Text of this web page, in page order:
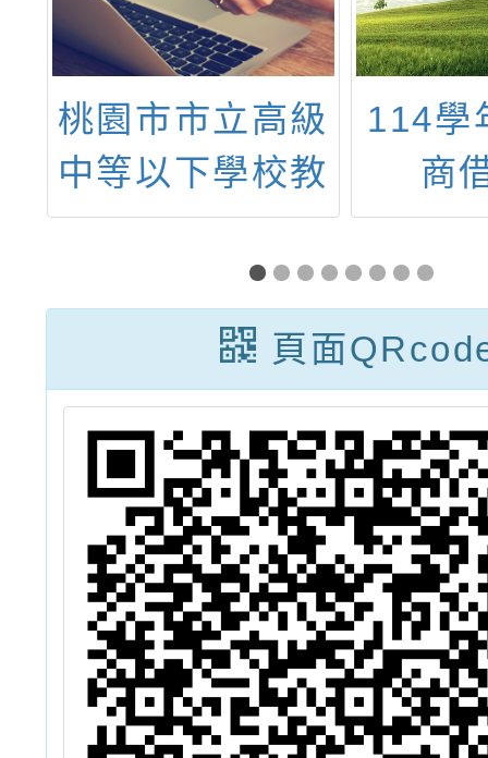
桃園市市立高級
中等以下學校教
師本土語言能力
認證獎勵要點
114學
商
頁面